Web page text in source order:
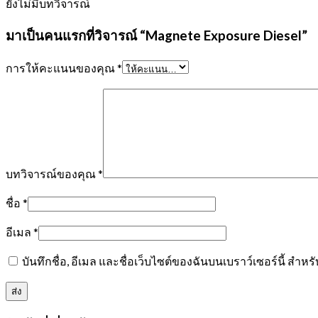
ยังไม่มีบทวิจารณ์
มาเป็นคนแรกที่วิจารณ์ “Magnete Exposure Diesel”
การให้คะแนนของคุณ*
บทวิจารณ์ของคุณ*
ชื่อ *
อีเมล *
บันทึกชื่อ, อีเมล และชื่อเว็บไซต์ของฉันบนเบราว์เซอร์นี้ สำห